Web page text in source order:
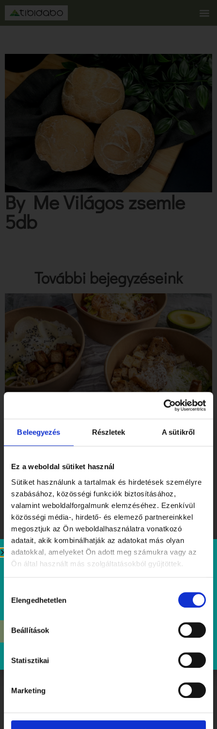
Beleegyezés Részletek A sütikről
Ez a weboldal sütiket használ
Sütiket használunk a tartalmak és hirdetések személyre
szabásához, közösségi funkciók biztosításához,
valamint weboldalforgalmunk elemzéséhez. Ezenkívül
közösségi média-, hirdető- és elemező partnereinkkel
megosztjuk az Ön weboldalhasználatra vonatkozó
adatait, akik kombinálhatják az adatokat más olyan
adatokkal, amelyeket Ön adott meg számukra vagy az
Ön által használt más szolgáltatásokból gyűjtöttek.
kiválasztása
Elengedhetetlen
Beállítások
Statisztikai
Marketing
By Me Világos zsemle
5db
További bejegyzéseink
Tibidabo Gluténmentes Étterem & Pékség a SZIGET
Elolvasom
Ízek, amiket érdemes megjegyezni – Tibidabo Kóstolóhét a
Elolvasom
ÉRDEKEL